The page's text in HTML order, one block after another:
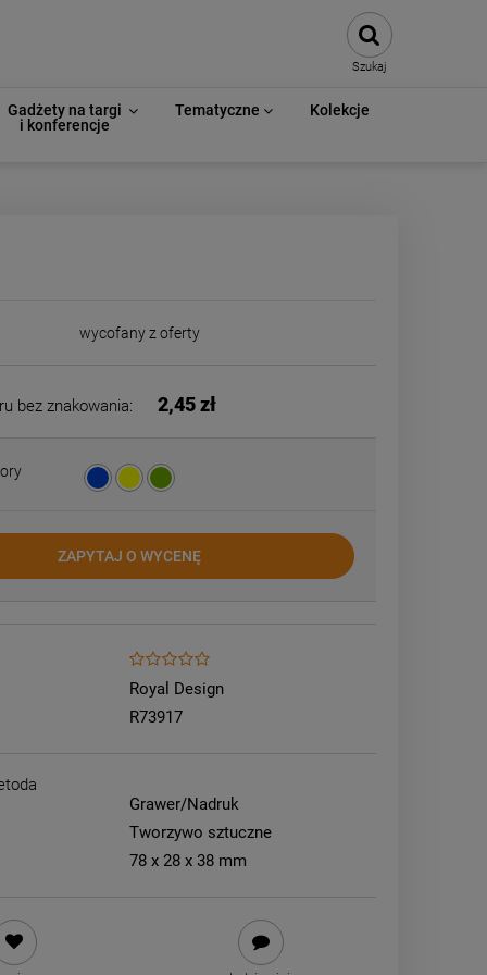
Szukaj
Gadżety na targi
i konferencje
Tematyczne Kolekcje
wycofany z oferty
bez znakowania: 2,45 zł
ZAPYTAJ O WYCENĘ
Royal Design
R73917
Grawer/Nadruk
Tworzywo sztuczne
78 x 28 x 38 mm